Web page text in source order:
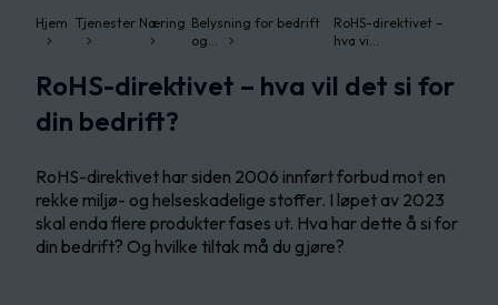
Hjem Tjenester Næring Belysning for bedrift
og…
RoHS-direktivet –
hva vi…
RoHS-direktivet – hva vil det si for
din bedrift?
RoHS-direktivet har siden 2006 innført forbud mot en
rekke miljø- og helseskadelige stoffer. I løpet av 2023
skal enda flere produkter fases ut. Hva har dette å si for
din bedrift? Og hvilke tiltak må du gjøre?